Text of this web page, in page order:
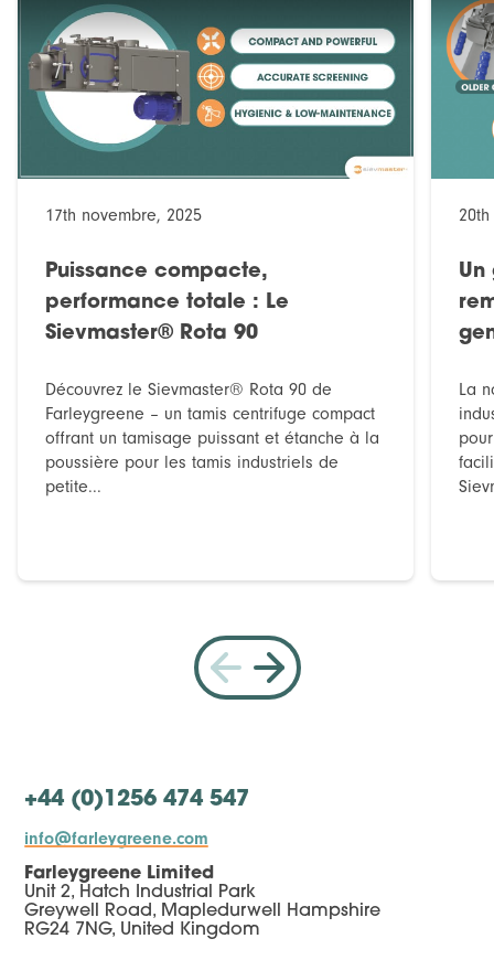
17th novembre, 2025
Puissance compacte,
performance totale : Le
Sievmaster® Rota 90
Découvrez le Sievmaster® Rota 90 de
Farleygreene – un tamis centrifuge compact
offrant un tamisage puissant et étanche à la
poussière pour les tamis industriels de
petite...
Un
La
+44 (0)1256 474 547
info@farleygreene.com
Farleygreene Limited
Unit 2, Hatch Industrial Park
Greywell Road, Mapledurwell Hampshire
RG24 7NG, United Kingdom